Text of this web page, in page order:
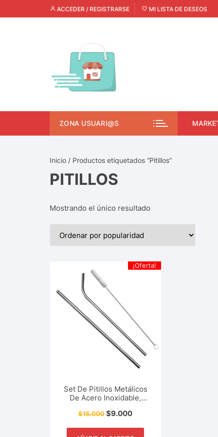
ACCEDER / REGISTRARSE MI LISTA DE DESEOS
ZONA USUARI@S
Inicio / Productos etiquetados “Pitillos”
PITILLOS
Mostrando el único resultado
¡Oferta!
Set De Pitillos Metálicos
De Acero Inoxidable,
Lavado, Jugo, Bebidas,
Restaurante, Bar Y Más.
$15.000$9.000